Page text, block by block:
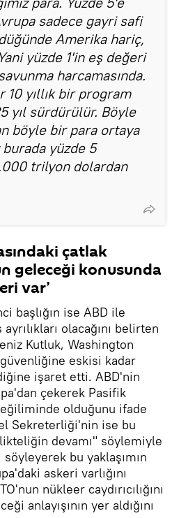
sadece gayri safi
Amerika hariç,
yüzde 1'in eş değeri
harcamasında.
10 yıllık bir program
yıl sürdürülür. Böyle
böyle bir para ortaya
burada yüzde 5
trilyon dolardan
çatlak
geleceği konusunda
var’
başlığın ise ABD ile
olacağını belirten
Kutluk, Washington
eskisi kadar
işaret etti. ABD'nin
çekerek Pasifik
olduğunu ifade
Sekreterliği'nin ise bu
devamı" söylemiyle
söyleyerek bu yaklaşımın
askeri varlığını
nükleer caydırıcılığını
anlayışının yer aldığını